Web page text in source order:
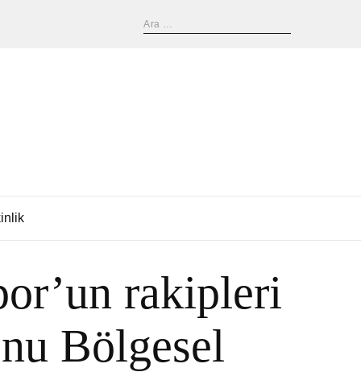
rakipleri
Bölgesel